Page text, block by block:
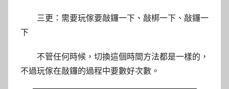
三更：需要玩傢要敲鑼一下、敲梆一下、敲鑼一
下
不管任何時候，切換這個時間方法都是一樣的，
不過玩傢在敲鑼的過程中要數好次數。